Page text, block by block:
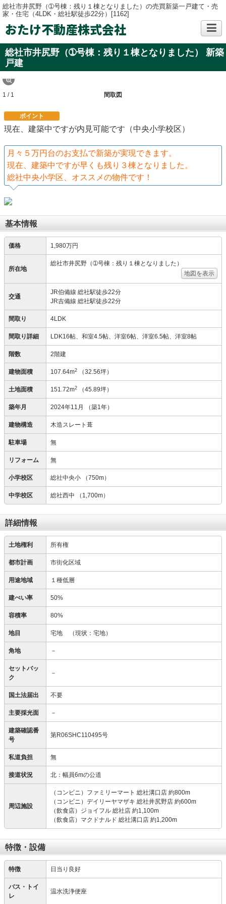
総社市井尻野（➀号棟：残り１棟となりました）の売買新築一戸建て・売
家・住宅（4LDK・総社駅徒歩22分）[1162]
おたけ不動産株式会社
総社市井尻野（➀号棟：残り１棟となりました） 新築
戸建
間取図
1 / 1
ポイント
現在、建築中ですが内見可能です（中央小学校区）
月々５万円台のお支払で新築が実現できます。
現在、建築中ですが早くも残り３棟となりました。
総社中央小学区、オススメの物件です！
基本情報
価格 1,980万円
所在地
総社市井尻野（➀号棟：残り１棟となりました）
地図を表示
交通
JR伯備線 総社駅徒歩22分
JR吉備線 総社駅徒歩22分
間取り 4LDK
間取り詳細 LDK16帖、和室4.5帖、洋室6帖、洋室6.5帖、洋室8帖
階数 2階建
建物面積 107.64m2 （32.56坪）
土地面積 151.72m2 （45.89坪）
築年月 2024年11月 （築1年）
建物構造 木造スレート葺
駐車場 無
リフォーム 無
小学校区 総社中央小 （750m）
中学校区 総社西中 （1,700m）
詳細情報
土地権利 所有権
都市計画 市街化区域
用途地域 １種低層
建ぺい率 50%
容積率 80%
地目 宅地 （現状：宅地）
角地 －
セットバッ
ク
－
国土法届出 不要
主要採光面 －
建築確認番
号
第R06SHC110495号
私道負担 無
接道状況 北：幅員6mの公道
周辺施設
（コンビニ）ファミリーマート 総社溝口店 約800m
（コンビニ）デイリーヤマザキ 総社井尻野店 約600m
（飲食店）ジョイフル 総社店 約1,100m
（飲食店）マクドナルド 総社溝口店 約1,200m
特徴・設備
特徴 日当り良好
バス・トイ
レ
温水洗浄便座